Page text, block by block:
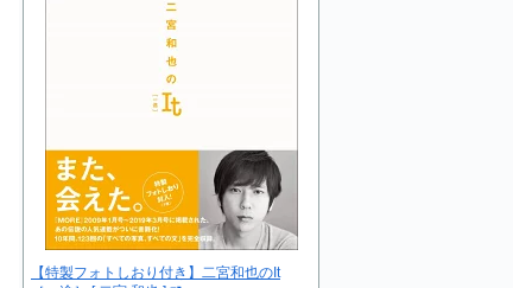
【特製フォトしおり付き】二宮和也のIt